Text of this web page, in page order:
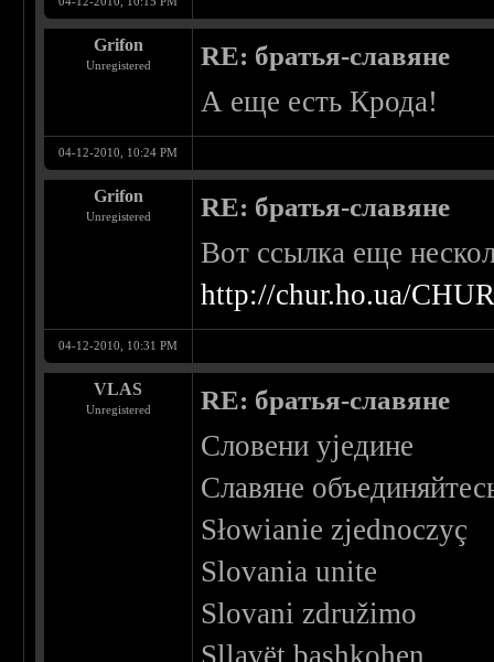
Grifon
Unregistered RE: братья-славяне
А еще есть Крода!
04-12-2010, 10:24 PM
Grifon
Unregistered RE: братья-славяне
Вот ссылка еще
http://chur.ho.ua/
04-12-2010, 10:31 PM
VLAS
Unregistered RE: братья-славяне
Словени уједине
Славяне
Słowianie zjednoczyç
Slovania unite
Slovani združimo